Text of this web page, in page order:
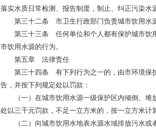
落实水质日常检测、报告制度，制止、纠正污染水
第三十二条 市卫生行政部门负责城市饮用水源
第三十三条 任何单位和个人都有保护城市饮用
市饮用水源的行为。
第五章 法律责任
第三十四条 有下列行为之一的，由市环境保护
告，并按下列规定处以罚款：
（一）在城市饮用水源一级保护区内倾倒、堆
处以三千元罚款，不足一立方米的，按一立方米计
（二）向城市饮用水地表水源水域排放污水或